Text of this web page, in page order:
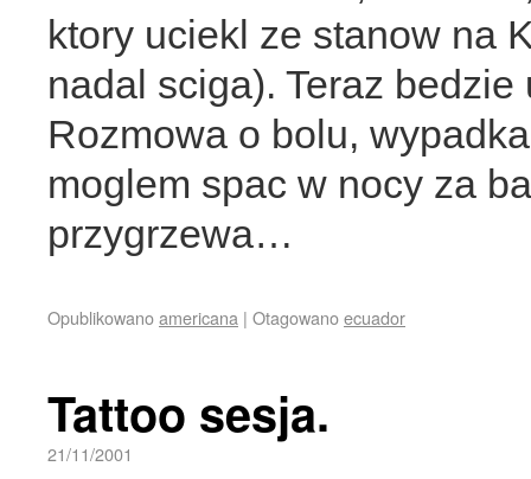
ktory uciekl ze stanow na
nadal sciga). Teraz
Rozmowa o bolu,
moglem spac w nocy za
przygrzewa…
Opublikowanoamericana | Otagowanoecuador
Tattoo sesja.
21/11/2001